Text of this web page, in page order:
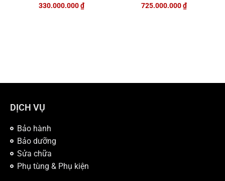
330.000.000₫ 725.000.000₫
DỊCH VỤ
Bảo hành
Bảo dưỡng
Sửa chữa
Phụ tùng & Phụ kiện